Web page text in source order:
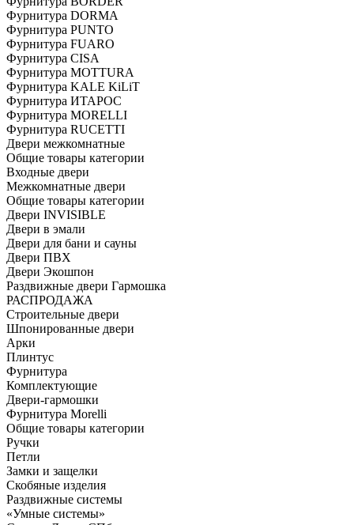
Фурнитура DORMA
Фурнитура PUNTO
Фурнитура FUARO
Фурнитура CISA
Фурнитура MOTTURA
Фурнитура KALE KiLiT
Фурнитура ИТАРОС
Фурнитура MORELLI
Фурнитура RUCETTI
Двери межкомнатные
Общие товары категории
Входные двери
Межкомнатные двери
Общие товары категории
Двери INVISIBLE
Двери в эмали
Двери для бани и сауны
Двери ПВХ
Двери Экошпон
Раздвижные двери Гармошка
РАСПРОДАЖА
Строительные двери
Шпонированные двери
Арки
Плинтус
Фурнитура
Комплектующие
Двери-гармошки
Фурнитура Morelli
Общие товары категории
Ручки
Петли
Замки и защелки
Скобяные изделия
Раздвижные системы
«Умные системы»